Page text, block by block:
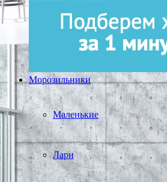
Морозильники
Маленькие
Лари